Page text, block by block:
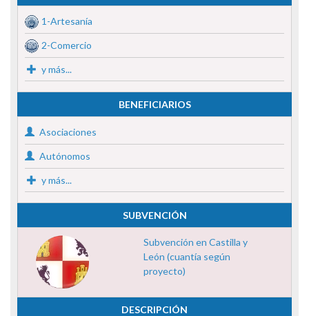
1-Artesanía
2-Comercio
y más...
BENEFICIARIOS
Asociaciones
Autónomos
y más...
SUBVENCIÓN
Subvención en Castilla y
León (cuantía según
proyecto)
DESCRIPCIÓN